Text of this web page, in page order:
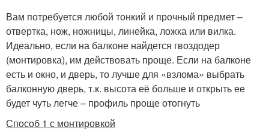
Вам потребуется любой тонкий и прочный предмет –
отвертка, нож, ножницы, линейка, ложка или вилка.
Идеально, если на балконе найдется гвоздодер
(монтировка), им действовать проще. Если на балконе
есть и окно, и дверь, то лучше для «взлома» выбрать
балконную дверь, т.к. высота её больше и открыть ее
будет чуть легче – профиль проще отогнуть
Способ 1 с монтировкой